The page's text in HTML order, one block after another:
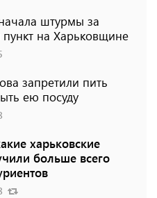
штурмы за
на Харьковщине
запретили пить
ею посуду
харьковские
больше всего